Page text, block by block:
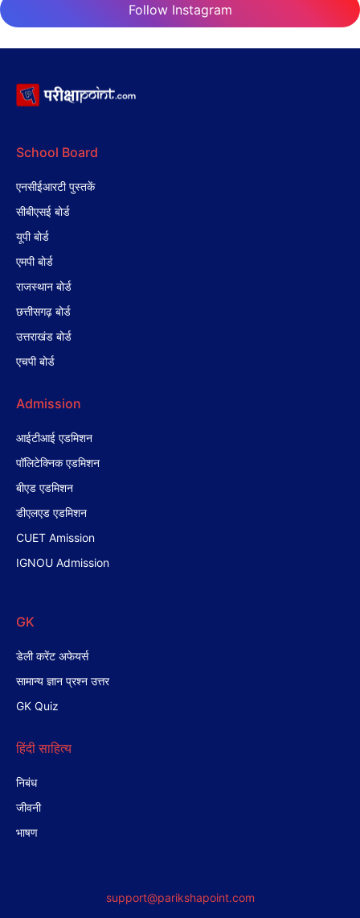
Follow Instagram
School Board
एनसीईआरटी पुस्तकें
सीबीएसई बोर्ड
यूपी बोर्ड
एमपी बोर्ड
राजस्थान बोर्ड
छत्तीसगढ़ बोर्ड
उत्तराखंड बोर्ड
एचपी बोर्ड
Admission
आईटीआई एडमिशन
पॉलिटेक्निक एडमिशन
बीएड एडमिशन
डीएलएड एडमिशन
CUET Amission
IGNOU Admission
GK
डेली करेंट अफेयर्स
सामान्य ज्ञान प्रश्न उत्तर
GK Quiz
हिंदी साहित्य
निबंध
जीवनी
भाषण
support@parikshapoint.com